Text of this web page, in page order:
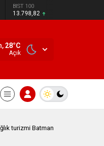
BIST 100
13.798,82
28°C
Açık
turizmi Batman